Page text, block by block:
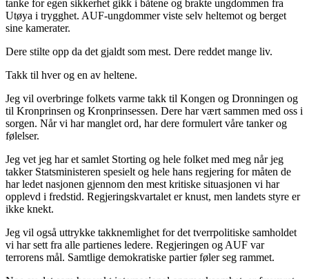
tanke for egen sikkerhet gikk i båtene og brakte ungdommen fra
Utøya i trygghet. AUF-ungdommer viste selv heltemot og berget
sine kamerater.
Dere stilte opp da det gjaldt som mest. Dere reddet mange liv.
Takk til hver og en av heltene.
Jeg vil overbringe folkets varme takk til Kongen og Dronningen og
til Kronprinsen og Kronprinsessen. Dere har vært sammen med oss i
sorgen. Når vi har manglet ord, har dere formulert våre tanker og
følelser.
Jeg vet jeg har et samlet Storting og hele folket med meg når jeg
takker Statsministeren spesielt og hele hans regjering for måten de
har ledet nasjonen gjennom den mest kritiske situasjonen vi har
opplevd i fredstid. Regjeringskvartalet er knust, men landets styre er
ikke knekt.
Jeg vil også uttrykke takknemlighet for det tverrpolitiske samholdet
vi har sett fra alle partienes ledere. Regjeringen og AUF var
terrorens mål. Samtlige demokratiske partier føler seg rammet.